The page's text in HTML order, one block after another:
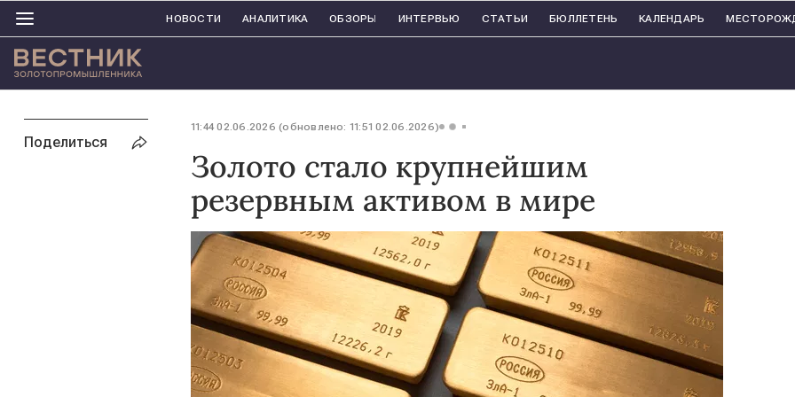
НОВОСТИ АНАЛИТИКА ОБЗОРЫ ИНТЕРВЬЮ СТАТЬИ БЮЛЛЕТЕНЬ КАЛЕНДАРЬ
11:44 02.06.2026 (обновлено: 11:51 02.06.2026)
Золото стало крупнейшим
резервным активом в мире
Поделиться